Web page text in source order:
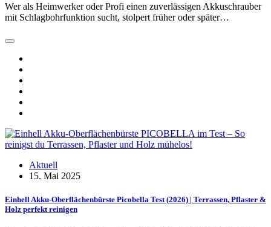
Wer als Heimwerker oder Profi einen zuverlässigen Akkuschrauber
mit Schlagbohrfunktion sucht, stolpert früher oder später…
Aktuell
15. Mai 2025
Einhell Akku-Oberflächenbürste Picobella Test (2026) | Terrassen, Pflaster &
Holz perfekt reinigen